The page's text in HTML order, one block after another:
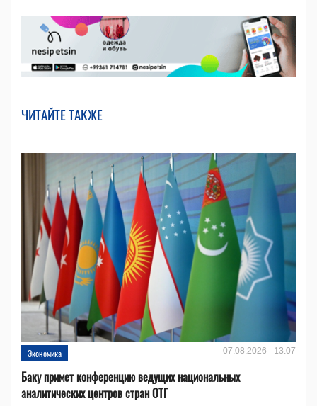
ЧИТАЙТЕ ТАКЖЕ
Экономика 07.08.2026 - 13:07
Баку примет конференцию ведущих национальных
аналитических центров стран ОТГ